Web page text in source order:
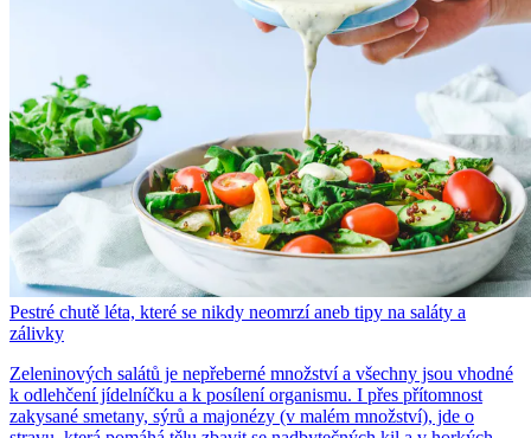
Pestré chutě léta, které se nikdy neomrzí aneb tipy na saláty a
zálivky
Zeleninových salátů je nepřeberné množství a všechny jsou vhodné
k odlehčení jídelníčku a k posílení organismu. I přes přítomnost
zakysané smetany, sýrů a majonézy (v malém množství), jde o